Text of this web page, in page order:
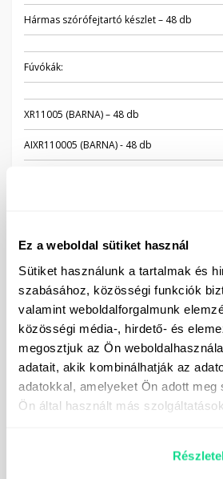
Ez a weboldal sütiket használ
Sütiket használunk a tartalmak és
szabásához, közösségi funkciók
valamint weboldalforgalmunk
közösségi média-, hirdető- és
megosztjuk az Ön
adatait, akik kombinálhatják az
adatokkal, amelyeket Ön adott meg
Ön által használt más
Hármas szórófejtartó készlet – 48 db
Fúvókák:
XR11005 (BARNA) – 48 db
AIXR110005 (BARNA) - 48 db
Meghajtó kardántengely
Önfelszívó tömlő és szűrő – 6 m
Közúti világítás
Eszköztároló doboz
Sárvédő